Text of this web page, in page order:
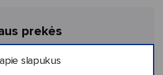
slapukus
prekės